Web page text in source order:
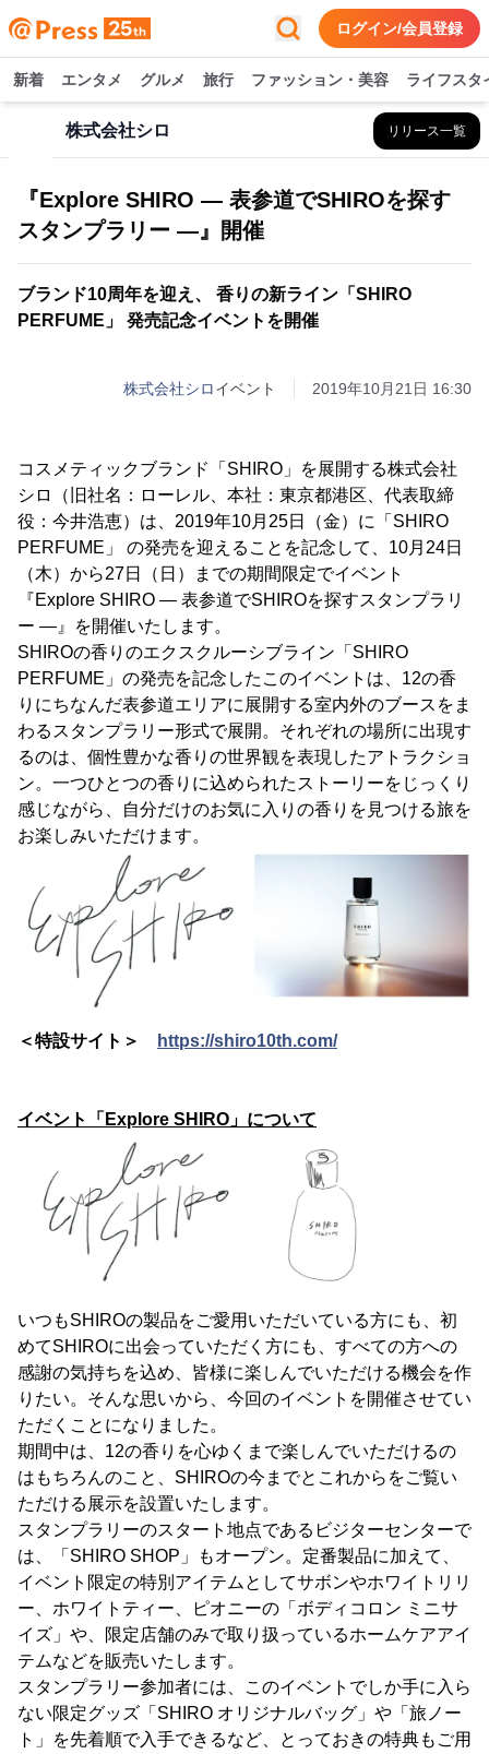
ログイン/会員登録
新着 エンタメ グルメ 旅行 ファッション・美容 ライフスタ
株式会社シロ リリース一覧
『Explore SHIRO ― 表参道でSHIROを探す
スタンプラリー ―』開催
ブランド10周年を迎え、 香りの新ライン「SHIRO
PERFUME」 発売記念イベントを開催
株式会社シロイベント 2019年10月21日 16:30
コスメティックブランド「SHIRO」を展開する株式会社
シロ（旧社名：ローレル、本社：東京都港区、代表取締
役：今井浩恵）は、2019年10月25日（金）に「SHIRO
PERFUME」 の発売を迎えることを記念して、10月24日
（木）から27日（日）までの期間限定でイベント
『Explore SHIRO ― 表参道でSHIROを探すスタンプラリ
ー ―』を開催いたします。
SHIROの香りのエクスクルーシブライン「SHIRO
PERFUME」の発売を記念したこのイベントは、12の香
りにちなんだ表参道エリアに展開する室内外のブースをま
わるスタンプラリー形式で展開。それぞれの場所に出現す
るのは、個性豊かな香りの世界観を表現したアトラクショ
ン。一つひとつの香りに込められたストーリーをじっくり
感じながら、自分だけのお気に入りの香りを見つける旅を
お楽しみいただけます。
＜特設サイト＞ https://shiro10th.com/
イベント「Explore SHIRO」について
いつもSHIROの製品をご愛用いただいている方にも、初
めてSHIROに出会っていただく方にも、すべての方への
感謝の気持ちを込め、皆様に楽しんでいただける機会を作
りたい。そんな思いから、今回のイベントを開催させてい
ただくことになりました。
期間中は、12の香りを心ゆくまで楽しんでいただけるの
はもちろんのこと、SHIROの今までとこれからをご覧い
ただける展示を設置いたします。
スタンプラリーのスタート地点であるビジターセンターで
は、「SHIRO SHOP」もオープン。定番製品に加えて、
イベント限定の特別アイテムとしてサボンやホワイトリリ
ー、ホワイトティー、ピオニーの「ボディコロン ミニサ
イズ」や、限定店舗のみで取り扱っているホームケアアイ
テムなどを販売いたします。
スタンプラリー参加者には、このイベントでしか手に入ら
ない限定グッズ「SHIRO オリジナルバッグ」や「旅ノー
ト」を先着順で入手できるなど、とっておきの特典もご用